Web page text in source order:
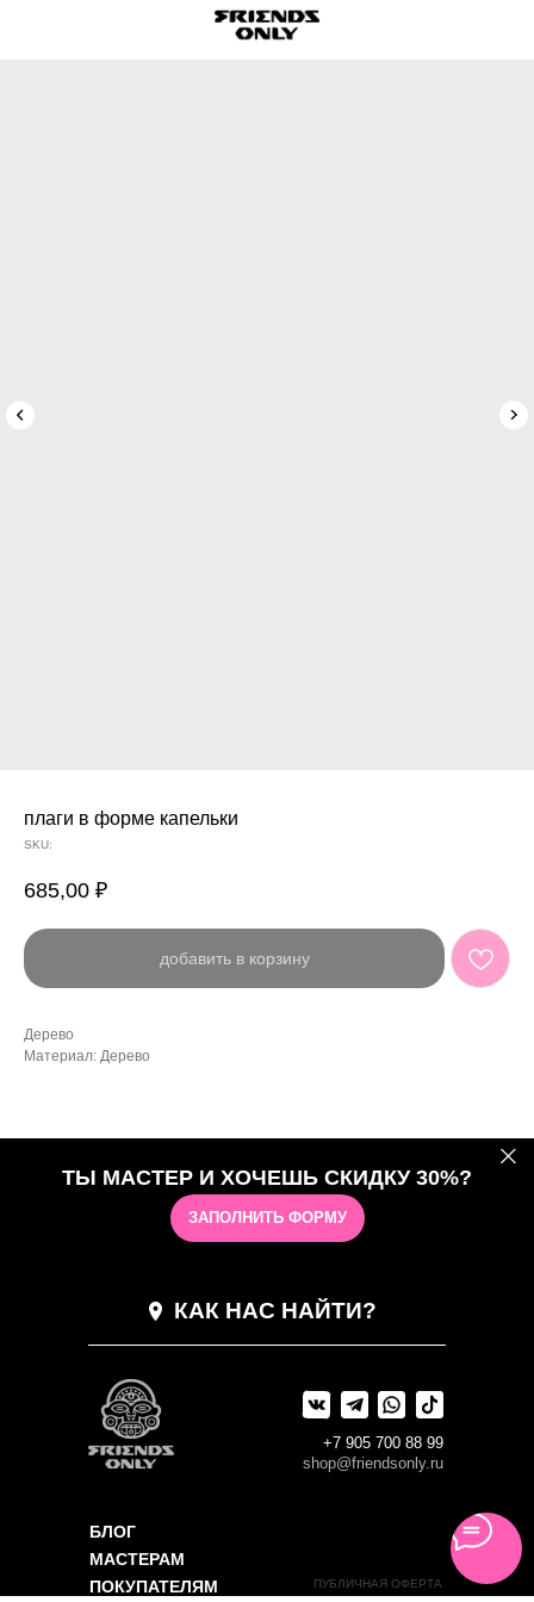
плаги в форме капельки
SKU:
685,00 ₽
добавить в корзину
Дерево
Материал: Дерево
ТЫ МАСТЕР И ХОЧЕШЬ СКИДКУ 30%?
ЗАПОЛНИТЬ ФОРМУ
БЛОГ
МАСТЕРАМ
ПОКУПАТЕЛЯМ
КАК НАС НАЙТИ?
ПУБЛИЧНАЯ ОФЕРТА
shop@friendsonly.ru
+7 905 700 88 99